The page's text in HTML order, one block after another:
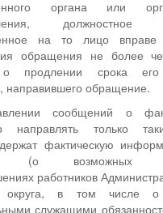
органа или
на то лицо вправе
обращения не более
продлении срока его
направившего обращение.
сообщений о
направлять только
фактическую
(о возможных
работников
округа, в том числе о
служащими